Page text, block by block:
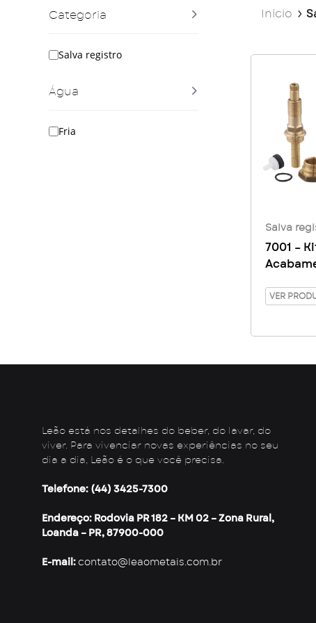
Início
Salva
7001 –
VER
Categoria
Salva registro
Água
Fria
Leão está nos detalhes do beber, do lavar, do
viver. Para vivenciar novas experiências no seu
dia a dia, Leão é o que você precisa.
Telefone: (44) 3425-7300
Endereço: Rodovia PR 182 – KM 02 – Zona Rural,
Loanda – PR, 87900-000
E-mail: contato@leaometais.com.br